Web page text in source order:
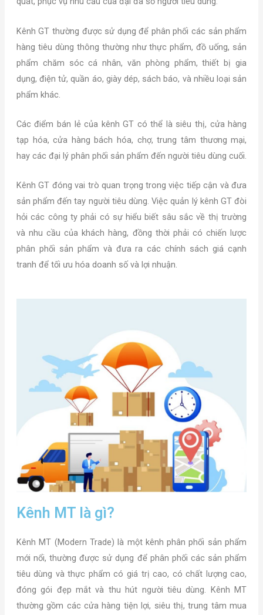
Kênh GT thường được sử dụng để phân phối các sản phẩm
hàng tiêu dùng thông thường như thực phẩm, đồ uống, sản
phẩm chăm sóc cá nhân, văn phòng phẩm, thiết bị gia
dụng, điện tử, quần áo, giày dép, sách báo, và nhiều loại sản
phẩm khác.
Các điểm bán lẻ của kênh GT có thể là siêu thị, cửa hàng
tạp hóa, cửa hàng bách hóa, chợ, trung tâm thương mại,
hay các đại lý phân phối sản phẩm đến người tiêu dùng cuối.
Kênh GT đóng vai trò quan trọng trong việc tiếp cận và đưa
sản phẩm đến tay người tiêu dùng. Việc quản lý kênh GT đòi
hỏi các công ty phải có sự hiểu biết sâu sắc về thị trường
và nhu cầu của khách hàng, đồng thời phải có chiến lược
phân phối sản phẩm và đưa ra các chính sách giá cạnh
tranh để tối ưu hóa doanh số và lợi nhuận.
Kênh MT là gì?
Kênh MT (Modern Trade) là một kênh phân phối sản phẩm
mới nổi, thường được sử dụng để phân phối các sản phẩm
tiêu dùng và thực phẩm có giá trị cao, có chất lượng cao,
đóng gói đẹp mắt và thu hút người tiêu dùng. Kênh MT
thường gồm các cửa hàng tiện lợi, siêu thị, trung tâm mua